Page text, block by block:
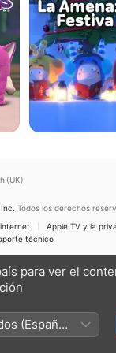
peligro
(UK)
Todos los derechos
Apple TV y la
técnico
para ver el
(Español